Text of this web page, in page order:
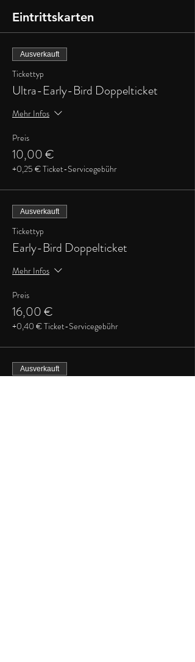
Eintrittskarten
Ausverkauft
Tickettyp
Ultra-Early-Bird Doppelticket
Mehr Infos
Preis
10,00 €
+0,25 € Ticket-Servicegebühr
Ausverkauft
Tickettyp
Early-Bird Doppelticket
Mehr Infos
Preis
16,00 €
+0,40 € Ticket-Servicegebühr
Ausverkauft